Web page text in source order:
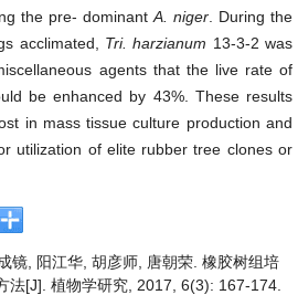
the pre- dominant A. niger . During the
acclimated, Tri. harzianum 13-3-2 was
agents that the live rate of
be enhanced by 43%. These results
in mass tissue culture production and
utilization of elite rubber tree clones or
镜, 阳江华, 胡彦师, 唐朝荣. 橡胶树组培
法[J]. 植物学研究, 2017, 6(3): 167-174.